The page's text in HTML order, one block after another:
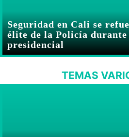
Seguridad en Cali se
élite de la Policía durante
presidencial
TEMAS